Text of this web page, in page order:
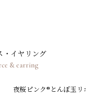
・イヤリング
& earring
夜桜ピンク®とんぼ玉